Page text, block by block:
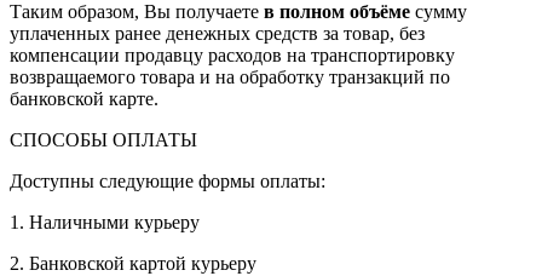
Таким образом, Вы получаете в полном объёме сумму
уплаченных ранее денежных средств за товар, без
компенсации продавцу расходов на транспортировку
возвращаемого товара и на обработку транзакций по
банковской карте.
СПОСОБЫ ОПЛАТЫ
Доступны следующие формы оплаты:
1. Наличными курьеру
2. Банковской картой курьеру